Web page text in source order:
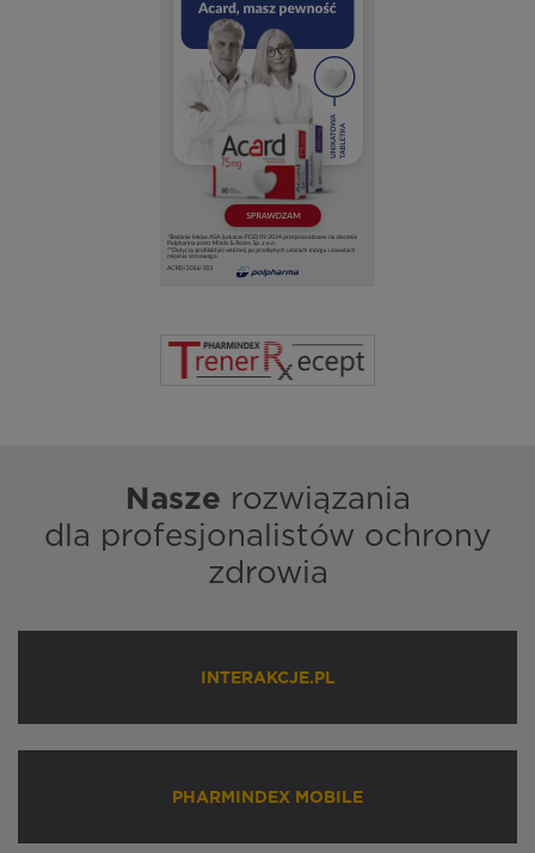
Nasze rozwiązania
dla profesjonalistów ochrony
zdrowia
INTERAKCJE.PL
PHARMINDEX MOBILE